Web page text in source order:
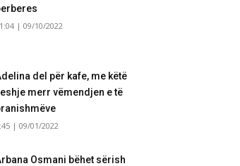
| 09/10/2022
del për kafe, me këtë
merr vëmendjen e të
| 09/01/2022
Osmani bëhet sërish